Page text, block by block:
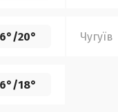
/20° Чугуїв
/18°